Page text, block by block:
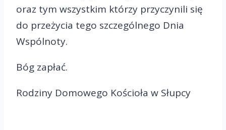
oraz tym wszystkim którzy przyczynili się
do przeżycia tego szczególnego Dnia
Wspólnoty.
Bóg zapłać.
Rodziny Domowego Kościoła w Słupcy